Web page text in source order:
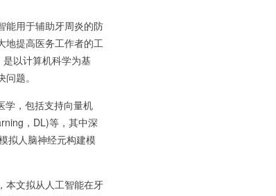
能用于辅助牙周炎的防
地提高医务工作者的工
以计算机科学为基
题。
学，包括支持向量机
，DL)等，其中深
拟人脑神经元构建模
本文拟从人工智能在牙